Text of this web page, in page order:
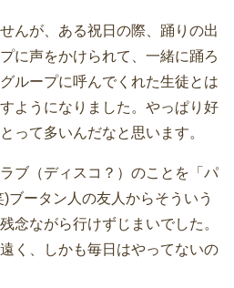
んが、ある祝日の際、踊りの出
に声をかけられて、一緒に踊ろ
ループに呼んでくれた生徒とは
ようになりました。やっぱり好
って多いんだなと思います。
ブ（ディスコ？）のことを「パ
ブータン人の友人からそういう
念ながら行けずじまいでした。
く、しかも毎日はやってないの